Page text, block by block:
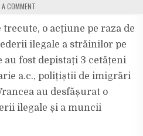
A COMMENTON
O
ȘI
O
MOLDOVEANCĂ,
DEPISTATE
CU
ȘEDERE
ÎN
FOCȘANI.
PRIMA
A
FOST
NOTIFICATĂ
o acțiune pe raza de
ilegale a străinilor pe
fost depistați 3 cetățeni
a.c., polițiștii de imigrări
au desfășurat o
ilegale și a muncii